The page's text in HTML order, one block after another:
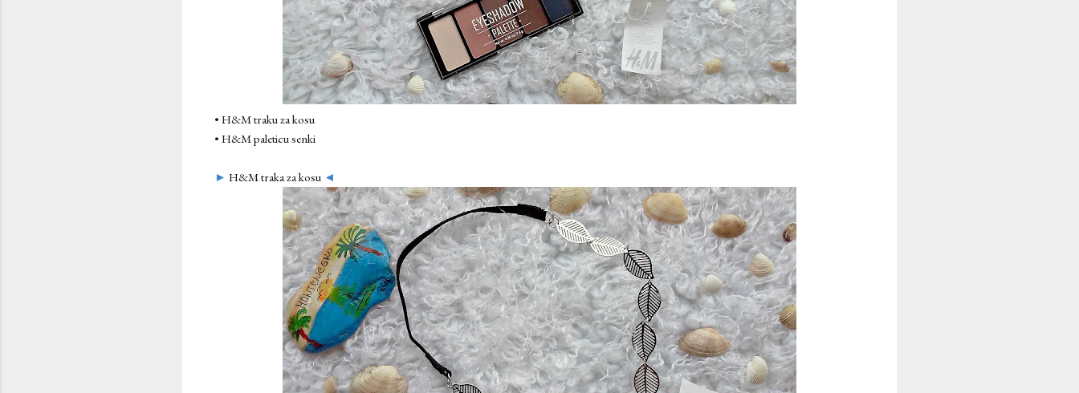
• H&M traku za kosu
• H&M paleticu senki
► H&M traka za kosu ◄